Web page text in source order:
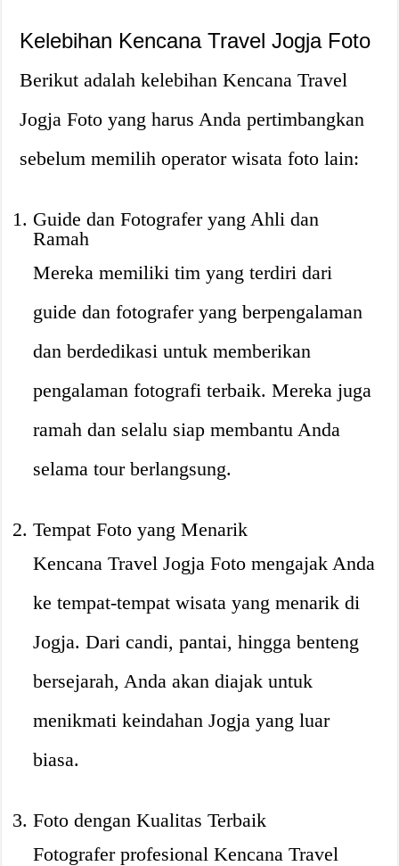
Kelebihan Kencana Travel Jogja Foto
Berikut adalah kelebihan Kencana Travel
Jogja Foto yang harus Anda pertimbangkan
sebelum memilih operator wisata foto lain:
Guide dan Fotografer yang Ahli dan
Ramah
Mereka memiliki tim yang terdiri dari
guide dan fotografer yang berpengalaman
dan berdedikasi untuk memberikan
pengalaman fotografi terbaik. Mereka juga
ramah dan selalu siap membantu Anda
selama tour berlangsung.
Tempat Foto yang Menarik
Kencana Travel Jogja Foto mengajak Anda
ke tempat-tempat wisata yang menarik di
Jogja. Dari candi, pantai, hingga benteng
bersejarah, Anda akan diajak untuk
menikmati keindahan Jogja yang luar
biasa.
Foto dengan Kualitas Terbaik
Fotografer profesional Kencana Travel